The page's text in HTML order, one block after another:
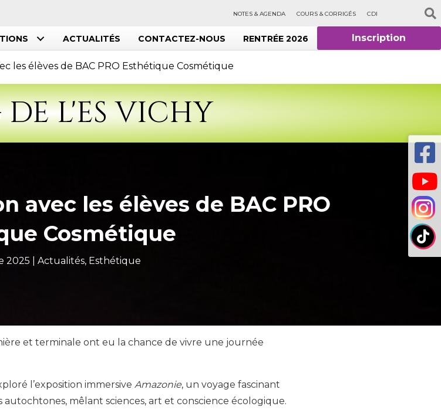
NOTES & AGENDA COURS & CORRIGÉS CDI
ACTUALITÉS CONTACTEZ-NOUS RENTRÉE 2026 Inscription
les élèves de BAC PRO Esthétique Cosmétique
L'ES VICHY
avec les élèves de BAC PRO
Cosmétique
2025 | Actualités, Esthétique
et terminale ont eu la chance de vivre une journée
l’exposition immersive Amazonie, un voyage fascinant
mêlant sciences, art et conscience écologique.